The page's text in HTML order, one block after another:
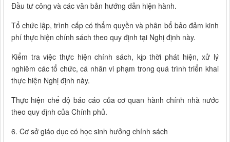
Đầu tư công và các văn bản hướng dẫn hiện hành.
Tổ chức lập, trình cấp có thẩm quyền và phân bổ bảo đảm kinh
phí thực hiện chính sách theo quy định tại Nghị định này.
Kiểm tra việc thực hiện chính sách, kịp thời phát hiện, xử lý
nghiêm các tổ chức, cá nhân vi phạm trong quá trình triển khai
thực hiện Nghị định này.
Thực hiện chế độ báo cáo của cơ quan hành chính nhà nước
theo quy định của Chính phủ.
6. Cơ sở giáo dục có học sinh hưởng chính sách